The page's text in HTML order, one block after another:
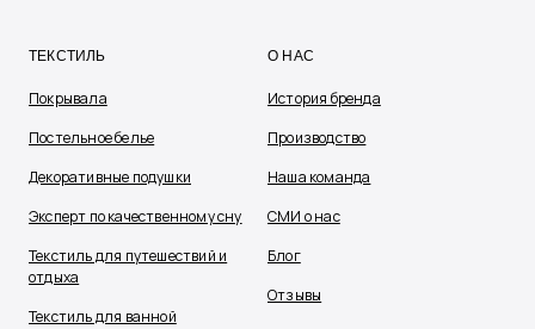
ТЕКСТИЛЬ
Покрывала
Постельное белье
Декоративные подушки
Эксперт по качественному сну
Текстиль для путешествий и
отдыха
Текстиль для ванной
О НАС
История бренда
Производство
Наша команда
СМИ о нас
Блог
Отзывы